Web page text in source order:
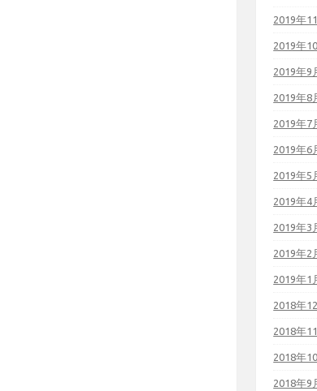
2019年
2019年
2019年9
2019年8
2019年7
2019年6
2019年5
2019年4
2019年3
2019年2
2019年1
2018年
2018年
2018年
2018年9